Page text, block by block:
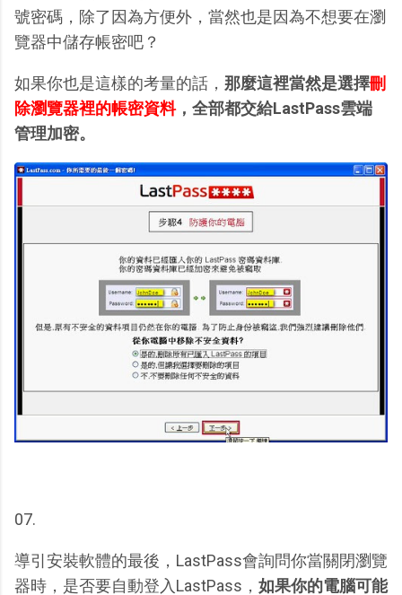
號密碼，除了因為方便外，當然也是因為不想要在瀏
覽器中儲存帳密吧？
如果你也是這樣的考量的話， 那麼這裡當然是選擇刪
除瀏覽器裡的帳密資料，全部都交給LastPass雲端
管理加密。
07.
導引安裝軟體的最後，LastPass會詢問你當關閉瀏覽
器時，是否要自動登入LastPass， 如果你的電腦可能